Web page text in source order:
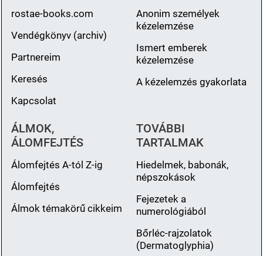
rostae-books.com
Vendégkönyv (archiv)
Partnereim
Keresés
Kapcsolat
Anonim személyek
kézelemzése
Ismert emberek
kézelemzése
A kézelemzés gyakorlata
ÁLMOK,
ÁLOMFEJTÉS
Álomfejtés A-tól Z-ig
Álomfejtés
Álmok témakörű cikkeim
TOVÁBBI
TARTALMAK
Hiedelmek, babonák,
népszokások
Fejezetek a
numerológiából
Bőrléc-rajzolatok
(Dermatoglyphia)